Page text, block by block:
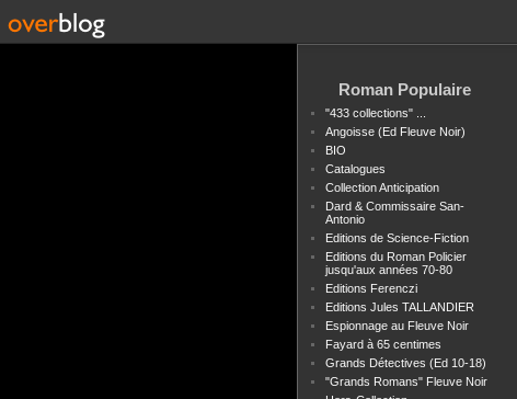
Roman Populaire
"433 collections" ...
Angoisse (Ed Fleuve Noir)
BIO
Catalogues
Collection Anticipation
Dard & Commissaire San-
Antonio
Editions de Science-Fiction
Editions du Roman Policier
jusqu'aux années 70-80
Editions Ferenczi
Editions Jules TALLANDIER
Espionnage au Fleuve Noir
Fayard à 65 centimes
Grands Détectives (Ed 10-18)
"Grands Romans" Fleuve Noir